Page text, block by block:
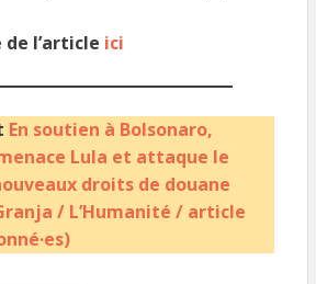
l’article ici
En soutien à Bolsonaro,
Lula et attaque le
droits de douane
/ L’Humanité / article